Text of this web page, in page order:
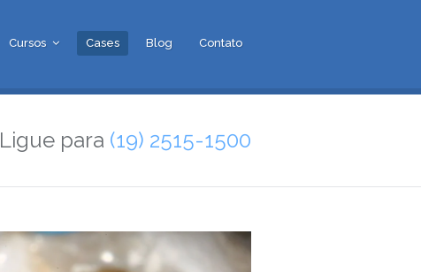
Cursos Cases Blog Contato
Ligue para (19) 2515-1500